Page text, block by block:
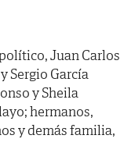
Juan Carlos
Sergio García
y Sheila
hermanos,
y demás familia,